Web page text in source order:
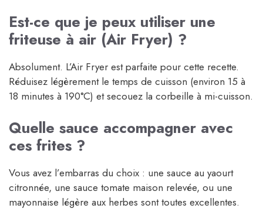
Est-ce que je peux utiliser une
friteuse à air (Air Fryer) ?
Absolument. L’Air Fryer est parfaite pour cette recette.
Réduisez légèrement le temps de cuisson (environ 15 à
18 minutes à 190°C) et secouez la corbeille à mi-cuisson.
Quelle sauce accompagner avec
ces frites ?
Vous avez l’embarras du choix : une sauce au yaourt
citronnée, une sauce tomate maison relevée, ou une
mayonnaise légère aux herbes sont toutes excellentes.